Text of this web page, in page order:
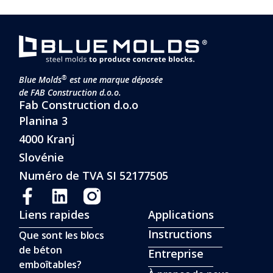
Blue Molds® est une marque déposée
de FAB Construction d.o.o.
Fab Construction d.o.o
Planina 3
4000 Kranj
Slovénie
Numéro de TVA SI 52177505
Liens rapides
Que sont les blocs
de béton
emboîtables?
Applications
Instructions
Entreprise